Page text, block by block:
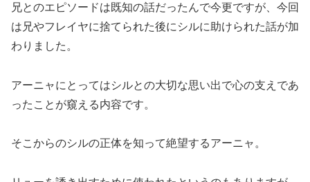
兄とのエピソードは既知の話だったんで今更ですが、今回
は兄やフレイヤに捨てられた後にシルに助けられた話が加
わりました。
アーニャにとってはシルとの大切な思い出で心の支えであ
ったことが窺える内容です。
そこからのシルの正体を知って絶望するアーニャ。